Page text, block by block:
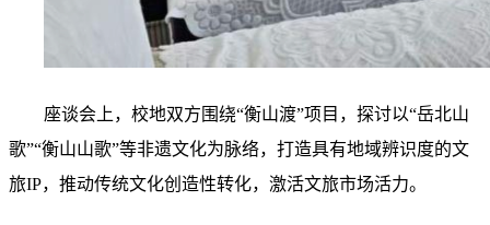
座谈会上，校地双方围绕“衡山渡”项目，探讨以“岳北山
歌”“衡山山歌”等非遗文化为脉络，打造具有地域辨识度的文
旅IP，推动传统文化创造性转化，激活文旅市场活力。